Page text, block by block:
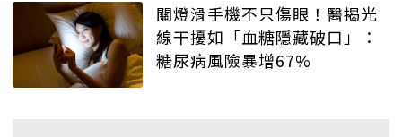
關燈滑手機不只傷眼！醫揭光
線干擾如「血糖隱藏破口」：
糖尿病風險暴增67%